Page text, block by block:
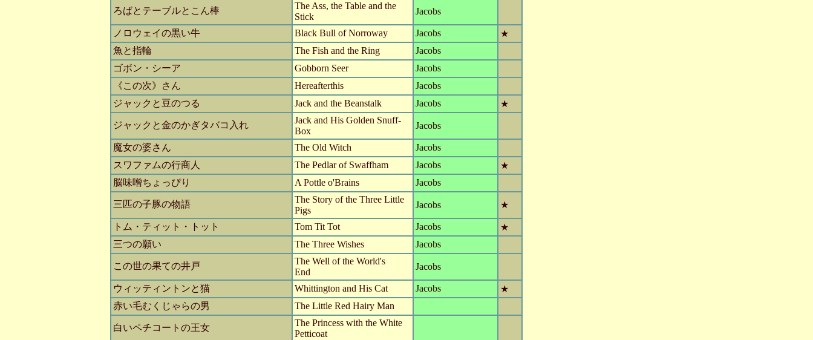
ろばとテーブルとこん棒
The Ass, the Table and the
Stick
Jacobs
ノロウェイの黒い牛 Black Bull of Norroway Jacobs
★
魚と指輪
The Fish and the Ring
Jacobs
ゴボン・シーア
Gobborn Seer
Jacobs
《この次》さん
Hereafterthis
Jacobs
ジャックと豆のつる
Jack and the Beanstalk Jacobs ★
ジャックと金のかぎタバコ入れ
Jack and His Golden Snuff-
Box
Jacobs
魔女の婆さん The Old Witch
Jacobs
スワファムの行商人
The Pedlar of Swaffham Jacobs
★
脳味噌ちょっぴり
A Pottle o'Brains Jacobs
三匹の子豚の物語
The Story of the Three Little
Pigs
Jacobs ★
トム・ティット・トット Tom Tit Tot Jacobs
★
三つの願い
The Three Wishes Jacobs
この世の果ての井戸
The Well of the World's
End
Jacobs
ウィッティントンと猫 Whittington and His Cat Jacobs
★
赤い毛むくじゃらの男
The Little Red Hairy Man
白いペチコートの王女
The Princess with the White
Petticoat